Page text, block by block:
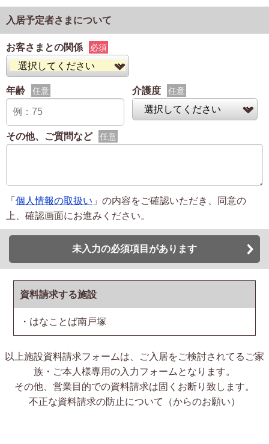
入居予定者さまについて
お客さまとの関係 必須
年齢 任意 介護度 任意
その他、ご質問など 任意
「個人情報の取扱い 」の内容をご確認いただき、同意の
上、確認画面にお進みください。
未入力の必須項目があります
資料請求する施設
・はなことば南戸塚
以上施設資料請求フォームは、ご入居をご検討されてるご家
族・ご本人様専用の入力フォームとなります。
その他、営業目的での資料請求は固くお断り致します。
不正な資料請求の防止について（からのお願い）